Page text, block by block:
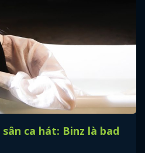
ca hát: Binz là bad